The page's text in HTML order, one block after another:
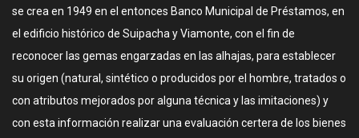
se crea en 1949 en el entonces Banco Municipal de Préstamos, en
el edificio histórico de Suipacha y Viamonte, con el fin de
reconocer las gemas engarzadas en las alhajas, para establecer
su origen (natural, sintético o producidos por el hombre, tratados o
con atributos mejorados por alguna técnica y las imitaciones) y
con esta información realizar una evaluación certera de los bienes